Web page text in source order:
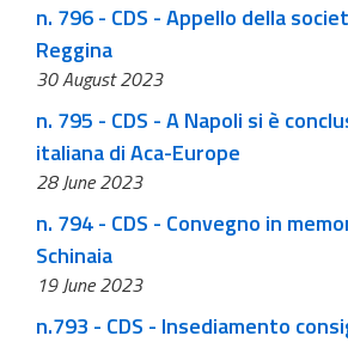
n. 796 - CDS - Appello della
Reggina
30 August 2023
n. 795 - CDS - A Napoli si è
italiana di Aca-Europe
28 June 2023
n. 794 - CDS - Convegno in
Schinaia
19 June 2023
n.793 - CDS - Insediamento